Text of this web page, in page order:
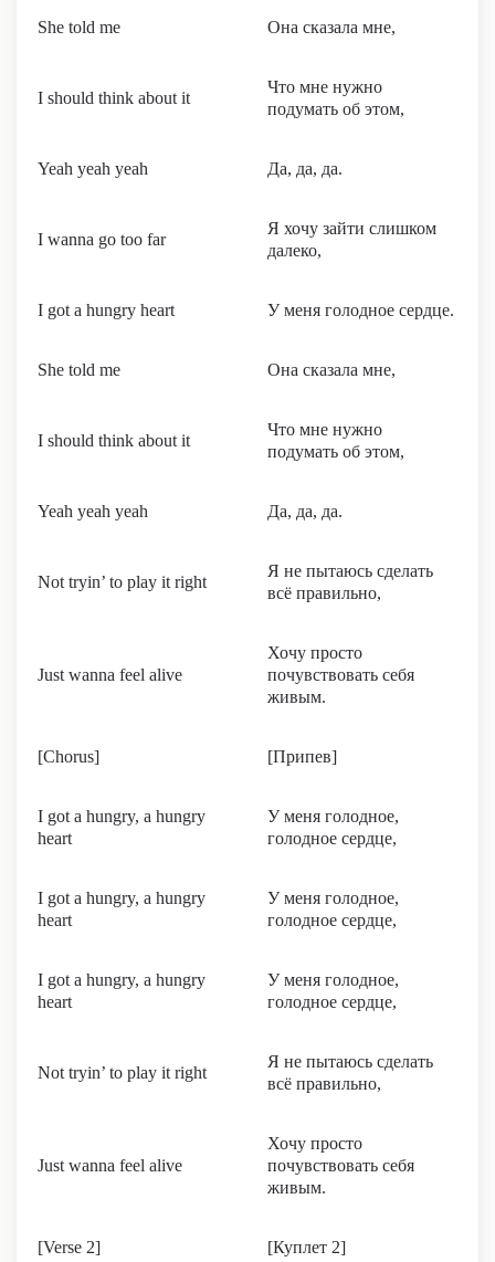
She told me Она сказала мне,
I should think about it
Что мне нужно
подумать об этом,
Yeah yeah yeah Да, да, да.
I wanna go too far
Я хочу зайти слишком
далеко,
I got a hungry heart У меня голодное сердце.
She told me Она сказала мне,
I should think about it
Что мне нужно
подумать об этом,
Yeah yeah yeah Да, да, да.
Not tryin’ to play it right
Я не пытаюсь сделать
всё правильно,
Just wanna feel alive
Хочу просто
почувствовать себя
живым.
[Chorus] [Припев]
I got a hungry, a hungry
heart
У меня голодное,
голодное сердце,
I got a hungry, a hungry
heart
У меня голодное,
голодное сердце,
I got a hungry, a hungry
heart
У меня голодное,
голодное сердце,
Not tryin’ to play it right
Я не пытаюсь сделать
всё правильно,
Just wanna feel alive
Хочу просто
почувствовать себя
живым.
[Verse 2] [Куплет 2]